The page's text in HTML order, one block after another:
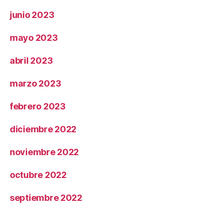
junio 2023
mayo 2023
abril 2023
marzo 2023
febrero 2023
diciembre 2022
noviembre 2022
octubre 2022
septiembre 2022